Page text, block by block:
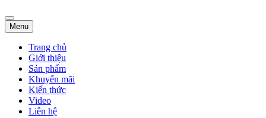
Toggle
navigation
Toggle
navigation
Menu
Trang chủ
Giới thiệu
Sản phẩm
Khuyến mãi
Kiến thức
Video
Liên hệ